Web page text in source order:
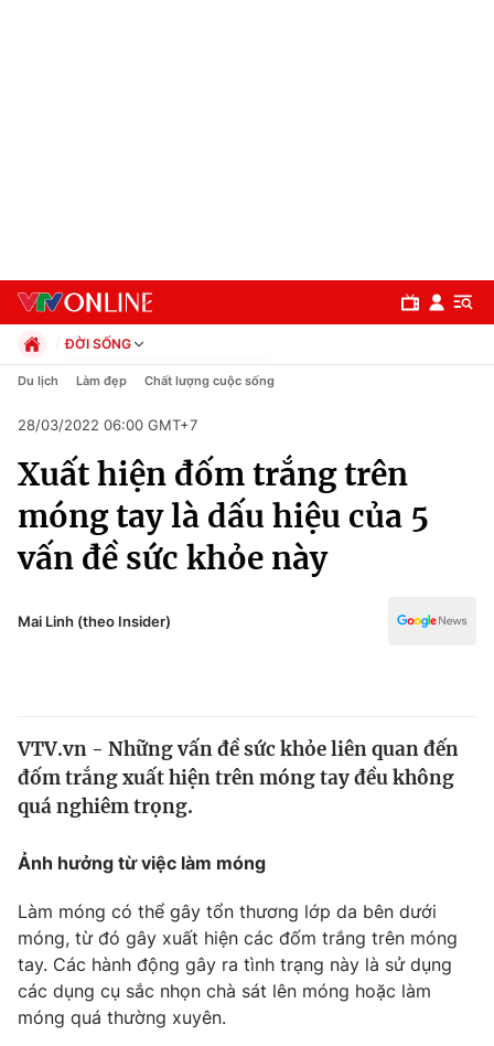
Chuyên mục
Chính trị
Xã hội
Pháp luật
Thế giới
Tin tức
Thế giới đó đây
Kinh tế
Tài chính
Thị trường
Góc doanh nghiệp
Truyền hình
Phim VTV
Giải trí
ĐỜI SỐNG
Chính trị
Pháp luật
Kinh tế
Thể thao
Truyền hình
Văn hóa - Giải trí
Công nghệ
Du lịch Làm đẹp Chất lượng cuộc sống
28/03/2022 06:00 GMT+7
Xuất hiện đốm trắng trên
móng tay là dấu hiệu của 5
vấn đề sức khỏe này
Mai Linh (theo Insider)
VTV.vn - Những vấn đề sức khỏe liên quan đến
đốm trắng xuất hiện trên móng tay đều không
quá nghiêm trọng.
Ảnh hưởng từ việc làm móng
Làm móng có thể gây tổn thương lớp da bên dưới
móng, từ đó gây xuất hiện các đốm trắng trên móng
tay. Các hành động gây ra tình trạng này là sử dụng
các dụng cụ sắc nhọn chà sát lên móng hoặc làm
móng quá thường xuyên.